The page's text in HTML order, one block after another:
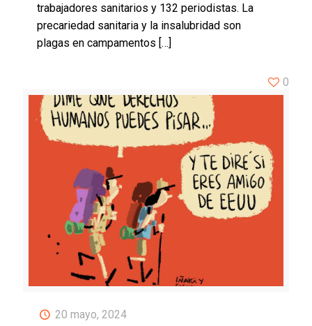
trabajadores sanitarios y 132 periodistas. La
precariedad sanitaria y la insalubridad son
plagas en campamentos […]
20 mayo, 2024
0